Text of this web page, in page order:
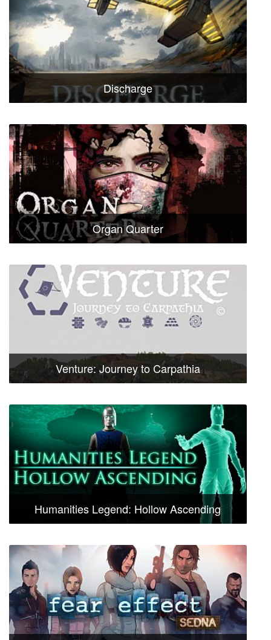
Discharge
Organ Quarter
Venture: Journey to Carpathia
Humanities Legend: Hollow Ascending